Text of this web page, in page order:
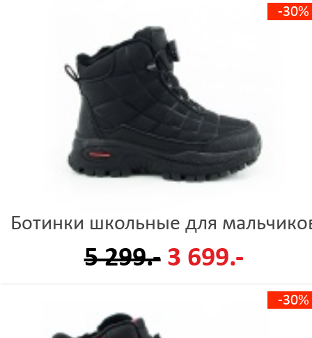
-30%
Ботинки школьные для
5 299.- 3 699.-
-30%